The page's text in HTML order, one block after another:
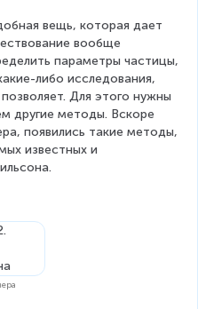
вещь, которая дает
вообще
параметры частицы,
либо исследования,
Для этого нужны
другие методы. Вскоре
появились такие методы,
известных и